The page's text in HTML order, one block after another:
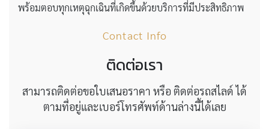
พร้อมตอบทุกเหตุฉุกเฉินที่เกิดขึ้นด้วยบริการที่มีประสิทธิภาพ
Contact Info
ติดต่อเรา
สามารถติดต่อขอใบเสนอราคา หรือ ติดต่อรถสไลด์ ได้
ตามที่อยู่และเบอร์โทรศัพท์ด้านล่างนี้ได้เลย